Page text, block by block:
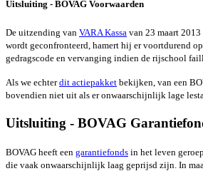
Uitsluiting - BOVAG Voorwaarden
De uitzending van VARA Kassa van 23 maart
wordt geconfronteerd, hamert hij er voortdurend
gedragscode en vervanging indien de rijschool
Als we echterdit actiepakket bekijken, van een
bovendien niet uit als er onwaarschijnlijk lage
Uitsluiting - BOVAG
BOVAG heeft een garantiefonds in het leven
die vaak onwaarschijnlijk laag geprijsd zijn. In